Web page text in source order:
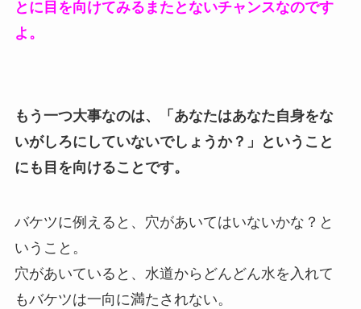
とに目を向けてみるまたとないチャンスなのです
よ。
もう一つ大事なのは、「あなたはあなた自身をな
いがしろにしていないでしょうか？」ということ
にも目を向けることです。
バケツに例えると、穴があいてはいないかな？と
いうこと。
穴があいていると、水道からどんどん水を入れて
もバケツは一向に満たされない。